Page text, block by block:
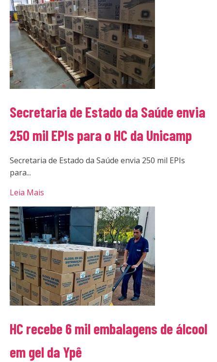
Secretaria de Estado da Saúde envia
250 mil EPIs para o HC da Unicamp
Secretaria de Estado da Saúde envia 250 mil EPIs
para...
Leia Mais
HC recebe 6 mil embalagens de álcool
em gel da Ypê